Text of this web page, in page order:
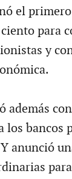
el
para
y
además
los bancos
anunció